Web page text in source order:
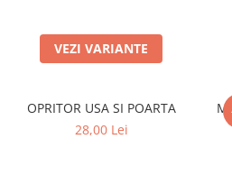
VEZI VARIANTE
OPRITOR USA SI POARTA
28,00 Lei